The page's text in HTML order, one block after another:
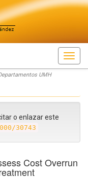
UMH
o enlazar este
30743
Cost Overrun